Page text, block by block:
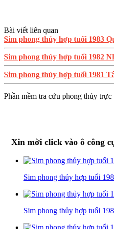
Bài viết liên quan
Sim phong thủy hợp tuổi 1983
Sim phong thủy hợp tuổi 1982
Sim phong thủy hợp tuổi 1981
Phần mềm tra cứu phong thủy trực
Xin mời click vào ô công
Sim phong thủy hợp tuổi
Sim phong thủy hợp tuổi